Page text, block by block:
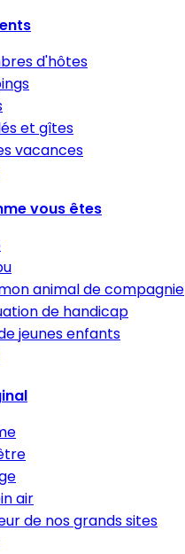
d'hôtes
et gîtes
vacances
vous êtes
animal de compagnie
de handicap
jeunes enfants
air
de nos grands sites